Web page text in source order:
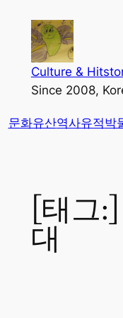
가
Culture &
Since 2008,
문화유산역사유적박
[태그:]
대